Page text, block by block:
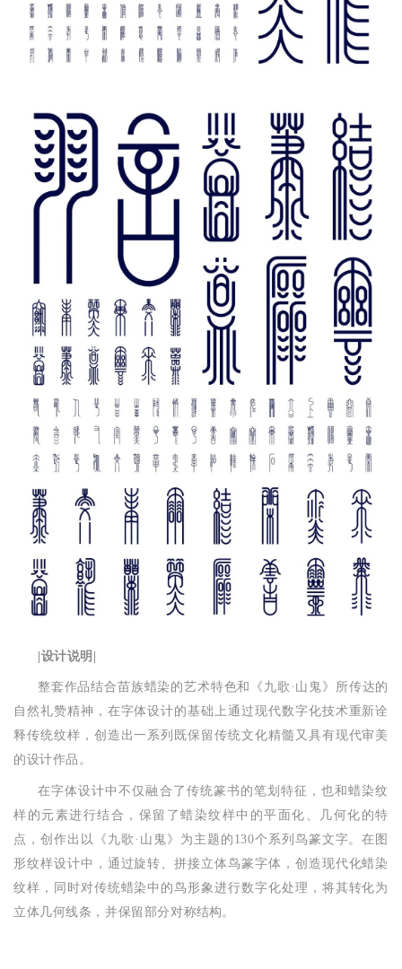
|设计说明|
整套作品结合苗族蜡染的艺术特色和《九歌·山鬼》所传达的
自然礼赞精神，在字体设计的基础上通过现代数字化技术重新诠
释传统纹样，创造出一系列既保留传统文化精髓又具有现代审美
的设计作品。
在字体设计中不仅融合了传统篆书的笔划特征，也和蜡染纹
样的元素进行结合，保留了蜡染纹样中的平面化、几何化的特
点，创作出以《九歌·山鬼》为主题的130个系列鸟篆文字。在图
形纹样设计中，通过旋转、拼接立体鸟篆字体，创造现代化蜡染
纹样，同时对传统蜡染中的鸟形象进行数字化处理，将其转化为
立体几何线条，并保留部分对称结构。